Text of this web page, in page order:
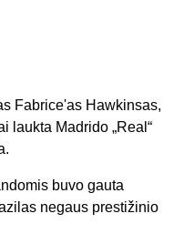
Fabrice'as Hawkinsas,
laukta Madrido „Real“
buvo gauta
negaus prestižinio